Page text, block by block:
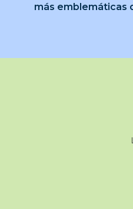
más emblemáticas